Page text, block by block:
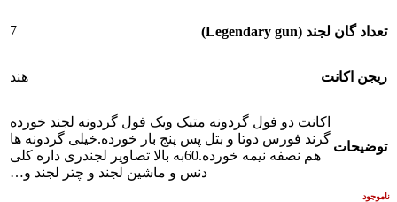
تعداد گان لجند (Legendary gun) 7
ریجن اکانت هند
توضیحات
اکانت دو فول گردونه متیک ویک فول گردونه لجند خورده
گرند فورس دوتا و بتل پس پنج بار خورده.خیلی گردونه ها
هم نصفه نیمه خورده.60به بالا تصاویر لجندری داره کلی
دنس و ماشین لجند و چتر لجند و…
ناموجود